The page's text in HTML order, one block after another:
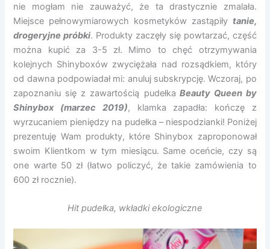
nie mogłam nie zauważyć, że ta drastycznie zmalała.
Miejsce pełnowymiarowych kosmetyków zastąpiły tanie,
drogeryjne próbki. Produkty zaczęły się powtarzać, część
można kupić za 3-5 zł. Mimo to chęć otrzymywania
kolejnych Shinyboxów zwyciężała nad rozsądkiem, który
od dawna podpowiadał mi: anuluj subskrypcję. Wczoraj, po
zapoznaniu się z zawartością pudełka Beauty Queen by
Shinybox (marzec 2019), klamka zapadła: kończę z
wyrzucaniem pieniędzy na pudełka – niespodzianki! Poniżej
prezentuję Wam produkty, które Shinybox zaproponował
swoim Klientkom w tym miesiącu. Same oceńcie, czy są
one warte 50 zł (łatwo policzyć, że takie zamówienia to
600 zł rocznie).
Hit pudełka, wkładki ekologiczne